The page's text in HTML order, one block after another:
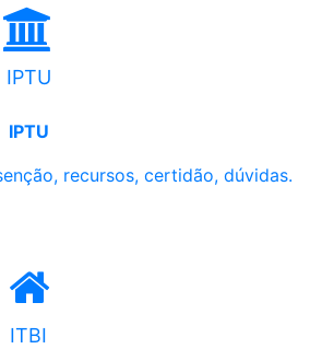
IPTU
IPTU
recursos, certidão, dúvidas.
ITBI